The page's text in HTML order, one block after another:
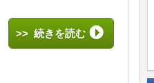
>> 続きを読む